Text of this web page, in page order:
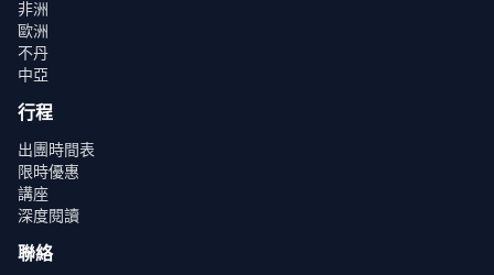
非洲
歐洲
不丹
中亞
行程
出團時間表
限時優惠
講座
深度閱讀
聯絡